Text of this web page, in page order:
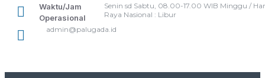
Waktu/Jam
Operasional
Senin sd Sabtu, 08.00-17.00 WIB Minggu /
Raya Nasional : Libur
admin@palugada.id